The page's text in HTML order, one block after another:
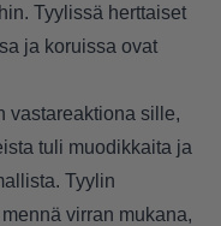
Tyylissä herttaiset
ja koruissa ovat
vastareaktiona sille,
tuli muodikkaita ja
Tyylin
virran mukana,